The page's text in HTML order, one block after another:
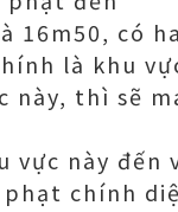
16m50, có
là khu
này, thì sẽ
vực này
chính